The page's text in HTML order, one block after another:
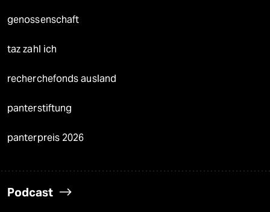
genossenschaft
taz zahl ich
recherchefonds ausland
panterstiftung
panterpreis 2026
Podcast